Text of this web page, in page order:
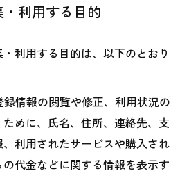
利用する目的
利用する目的は、以下のとおり
情報の閲覧や修正、利用状況の
めに、氏名、住所、連絡先、支
利用されたサービスや購入され
代金などに関する情報を表示す